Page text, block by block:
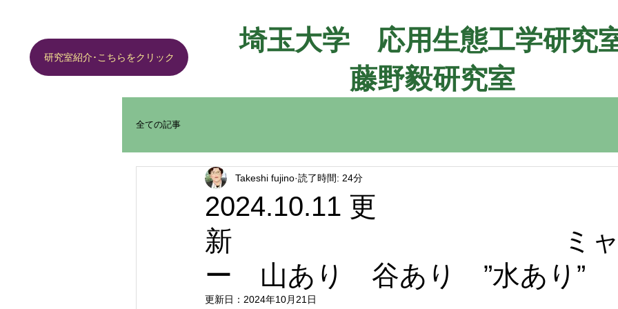
埼玉大学 応用生態工学研究
​藤野毅研究室
研究室紹介･こちらをクリック
全ての記事
2024.10.11 更
新 ミャン
ー 山あり 谷あり ”水あり”
Takeshi fujino 読了時間: 24分
更新日： 2024年10月21日